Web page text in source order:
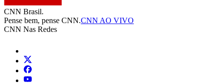
CNN Brasil.
Pense bem, pense CNN.CNN AO VIVO
CNN Nas Redes